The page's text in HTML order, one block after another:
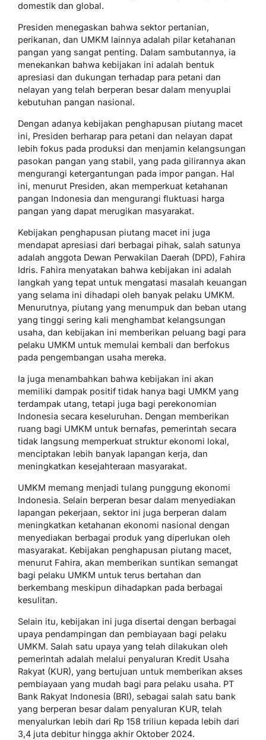
domestik dan global.
Presiden menegaskan bahwa sektor pertanian,
perikanan, dan UMKM lainnya adalah pilar ketahanan
pangan yang sangat penting. Dalam sambutannya, ia
menekankan bahwa kebijakan ini adalah bentuk
apresiasi dan dukungan terhadap para petani dan
nelayan yang telah berperan besar dalam menyuplai
kebutuhan pangan nasional.
Dengan adanya kebijakan penghapusan piutang macet
ini, Presiden berharap para petani dan nelayan dapat
lebih fokus pada produksi dan menjamin kelangsungan
pasokan pangan yang stabil, yang pada gilirannya akan
mengurangi ketergantungan pada impor pangan. Hal
ini, menurut Presiden, akan memperkuat ketahanan
pangan Indonesia dan mengurangi fluktuasi harga
pangan yang dapat merugikan masyarakat.
Kebijakan penghapusan piutang macet ini juga
mendapat apresiasi dari berbagai pihak, salah satunya
adalah anggota Dewan Perwakilan Daerah (DPD), Fahira
Idris. Fahira menyatakan bahwa kebijakan ini adalah
langkah yang tepat untuk mengatasi masalah keuangan
yang selama ini dihadapi oleh banyak pelaku UMKM.
Menurutnya, piutang yang menumpuk dan beban utang
yang tinggi sering kali menghambat kelangsungan
usaha, dan kebijakan ini memberikan peluang bagi para
pelaku UMKM untuk memulai kembali dan berfokus
pada pengembangan usaha mereka.
Ia juga menambahkan bahwa kebijakan ini akan
memiliki dampak positif tidak hanya bagi UMKM yang
terdampak utang, tetapi juga bagi perekonomian
Indonesia secara keseluruhan. Dengan memberikan
ruang bagi UMKM untuk bernafas, pemerintah secara
tidak langsung memperkuat struktur ekonomi lokal,
menciptakan lebih banyak lapangan kerja, dan
meningkatkan kesejahteraan masyarakat.
UMKM memang menjadi tulang punggung ekonomi
Indonesia. Selain berperan besar dalam menyediakan
lapangan pekerjaan, sektor ini juga berperan dalam
meningkatkan ketahanan ekonomi nasional dengan
menyediakan berbagai produk yang diperlukan oleh
masyarakat. Kebijakan penghapusan piutang macet,
menurut Fahira, akan memberikan suntikan semangat
bagi pelaku UMKM untuk terus bertahan dan
berkembang meskipun dihadapkan pada berbagai
kesulitan.
Selain itu, kebijakan ini juga disertai dengan berbagai
upaya pendampingan dan pembiayaan bagi pelaku
UMKM. Salah satu upaya yang telah dilakukan oleh
pemerintah adalah melalui penyaluran Kredit Usaha
Rakyat (KUR), yang bertujuan untuk memberikan akses
pembiayaan yang mudah bagi para pelaku usaha. PT
Bank Rakyat Indonesia (BRI), sebagai salah satu bank
yang berperan besar dalam penyaluran KUR, telah
menyalurkan lebih dari Rp 158 triliun kepada lebih dari
3,4 juta debitur hingga akhir Oktober 2024.